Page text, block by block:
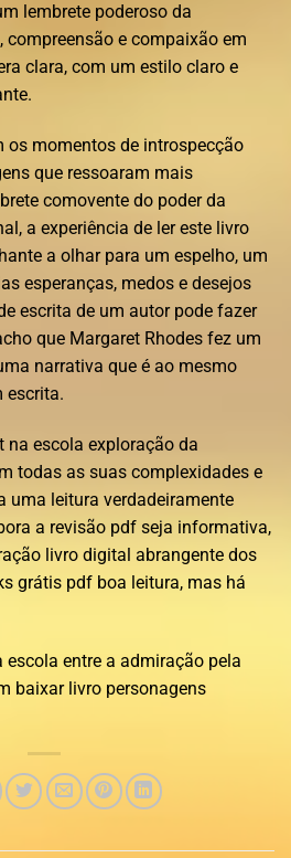
lembrete poderoso da
e compaixão em
clara, com um estilo claro e
momentos de introspecção
que ressoaram mais
comovente do poder da
a experiência de ler este livro
a olhar para um espelho, um
esperanças, medos e desejos
escrita de um autor pode fazer
que Margaret Rhodes fez um
narrativa que é ao mesmo
escrita.
na escola exploração da
todas as suas complexidades e
uma leitura verdadeiramente
a revisão pdf seja informativa,
livro digital abrangente dos
grátis pdf boa leitura, mas há
escola entre a admiração pela
baixar livro personagens